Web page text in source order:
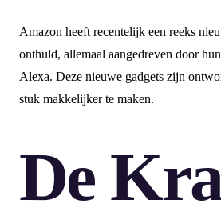
Amazon heeft recentelijk een reeks
onthuld, allemaal aangedreven door
Alexa. Deze nieuwe gadgets zijn
stuk makkelijker te maken.
De